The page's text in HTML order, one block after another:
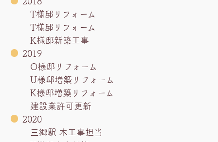
T様邸リフォーム
T様邸リフォーム
K様邸新築工事
2019
O様邸リフォーム
U様邸増築リフォーム
K様邸増築リフォーム
建設業許可更新
2020
三郷駅 木工事担当